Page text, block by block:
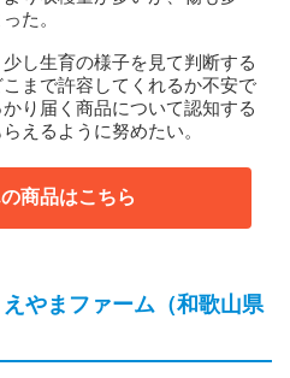
た。
し生育の様子を見て判断する
まで許容してくれるか不安で
り届く商品について認知する
えるように努めたい。
商品はこちら
やまファーム（和歌山県